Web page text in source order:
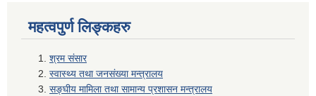
महत्वपुर्ण लिङ्कहरु
श्रम संसार
स्वास्थ्य तथा जनसंख्या मन्त्रालय
सङ्घीय मामिला तथा सामान्य प्रशासन मन्त्रालय